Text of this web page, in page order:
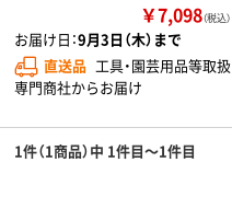
￥7,098（税込）
お届け日：9月3日（木）まで
直送品 工具・園芸用品等取扱
専門商社からお届け
1件（1商品）中 1件目～1件目